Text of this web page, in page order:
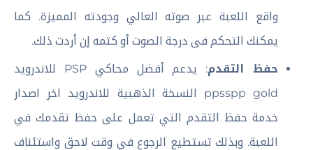
واقع اللعبة عبر صوته العالي وجودته المميزة. كما
يمكنك التحكم فى درجة الصوت أو كتمه إن أردت ذلك.
حفظ التقدم
: يدعم أفضل محاكي PSP للاندرويد
ppsspp gold النسخة الذهبية للاندرويد اخر اصدار
خدمة حفظ التقدم التي تعمل على حفظ تقدمك في
اللعبة. وبذلك تستطيع الرجوع في وقت لاحق واستئناف